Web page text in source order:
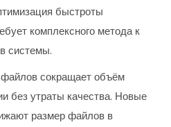
быстроты
комплексного метода к
системы.
сокращает объём
без утраты качества. Новые
размер файлов в